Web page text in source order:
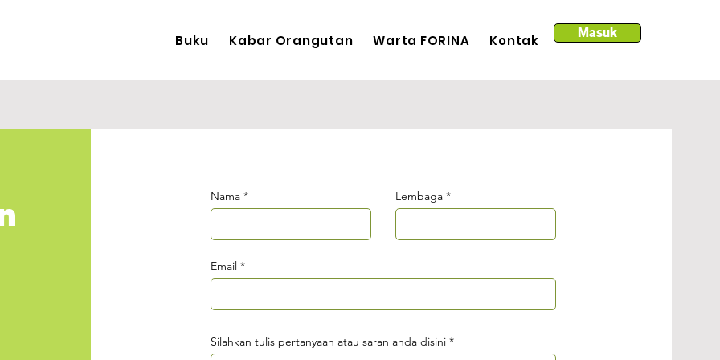
Buku Kabar Orangutan Warta FORINA Kontak Masuk
Nama Lembaga
Email
Silahkan tulis pertanyaan atau saran anda disini